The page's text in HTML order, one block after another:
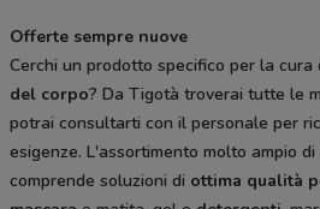
Offerte sempre nuove
Cerchi un prodotto specifico per la cura
del corpo? Da Tigotà troverai tutte le
potrai consultarti con il personale per
esigenze. L'assortimento molto ampio
comprende soluzioni di ottima qualità